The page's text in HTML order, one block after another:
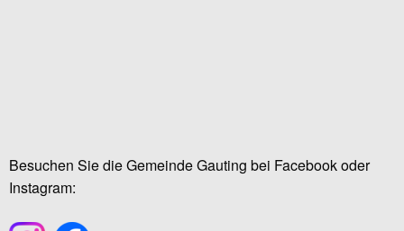
Besuchen Sie die Gemeinde Gauting bei Facebook oder
Instagram: